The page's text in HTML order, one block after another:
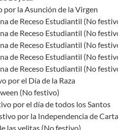
por la Asunción de la Virgen
de Receso Estudiantil (No
de Receso Estudiantil (No
de Receso Estudiantil (No
de Receso Estudiantil (No
de Receso Estudiantil (No
por el Día de la Raza
(No festivo)
por el día de todos los Santos
por la Independencia de
las velitas(No festivo)